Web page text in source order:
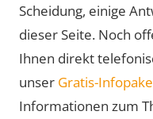
Scheidung, einige
dieser Seite. Noch
Ihnen direkt
unser Gratis-
Informationen zum